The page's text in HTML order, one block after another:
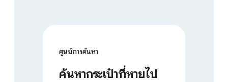
ศูนย์การค้นหา
ค้นหากระเป๋าที่หายไป